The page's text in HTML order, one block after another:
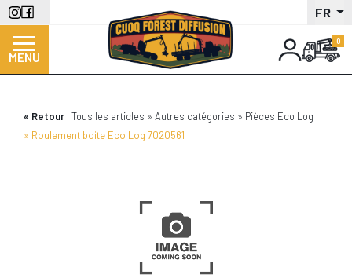
Aller
au
contenu
principal
FR
MENU
Retour Tous les articles Autres catégories
Pièces Eco Log
Roulement boite Eco Log 7020561